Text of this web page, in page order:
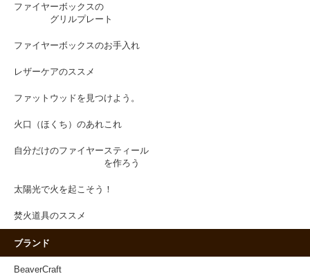
ファイヤーボックスの
グリルプレート
ファイヤーボックスのお手入れ
レザーケアのススメ
ファットウッドを見つけよう。
火口（ほくち）のあれこれ
自分だけのファイヤースティール
を作ろう
太陽光で火を起こそう！
焚火道具のススメ
ブランド
BeaverCraft